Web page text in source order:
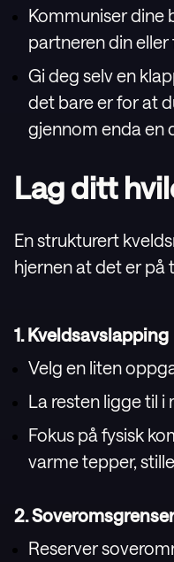
Kommuniser dine
partneren din eller
Gi deg selv en
det bare er for at
gjennom enda en
Lag ditt
En strukturert
hjernen at det er på
1. Kveldsavslapping
Velg en liten
La resten ligge til i
Fokus på fysisk
varme tepper,
2.
Reserver